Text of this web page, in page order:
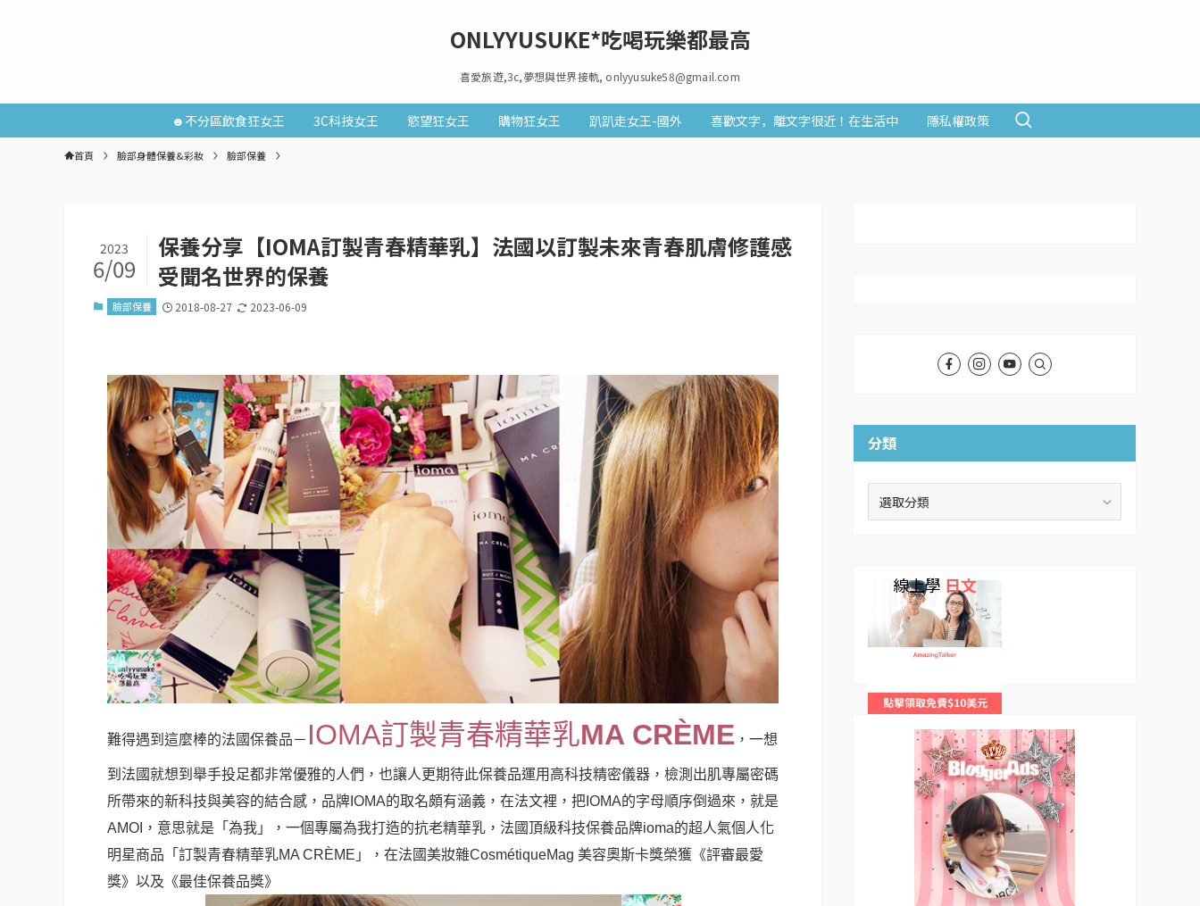
ONLYYUSUKE*吃喝玩樂都最高
喜愛旅遊,3c,夢想與世界接軌, onlyyusuke58@gmail.com
☻不分區飲食狂女王 3C科技女王 慾望狂女王 購物狂女王 趴趴走女王-國外 喜歡文字，離文字很近！在生活中 隱私權政策
首頁 臉部身體保養&彩妝 臉部保養
保養分享【IOMA訂製青春精華乳】法國以訂製未來青春肌膚修護感
受聞名世界的保養
2023
6/09
臉部保養 2018-08-27 2023-06-09
難得遇到這麼棒的法國保養品－ IOMA訂製青春精華乳MA CRÈME ，一想
到法國就想到舉手投足都非常優雅的人們，也讓人更期待此保養品運用高科技精密儀器，檢測出肌專屬密碼
所帶來的新科技與美容的結合感，品牌IOMA的取名頗有涵義，在法文裡，把IOMA的字母順序倒過來，就是
AMOI，意思就是「為我」，一個專屬為我打造的抗老精華乳，法國頂級科技保養品牌ioma的超人氣個人化
明星商品「訂製青春精華乳MA CRÈME」，在法國美妝雜CosmétiqueMag 美容奧斯卡獎榮獲《評審最愛
獎》以及《最佳保養品獎》
分類
線上學 日文